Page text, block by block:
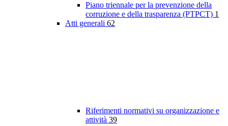
Piano triennale per la prevenzione della
corruzione e della trasparenza (PTPCT) 1
Atti generali 62
Riferimenti normativi su organizzazione e
attività 39